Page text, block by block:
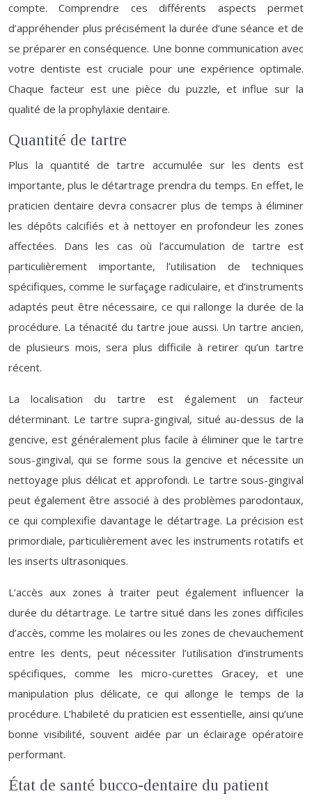
compte. Comprendre ces différents aspects permet
d’appréhender plus précisément la durée d’une séance et de
se préparer en conséquence. Une bonne communication avec
votre dentiste est cruciale pour une expérience optimale.
Chaque facteur est une pièce du puzzle, et influe sur la
qualité de la prophylaxie dentaire.
Quantité de tartre
Plus la quantité de tartre accumulée sur les dents est
importante, plus le détartrage prendra du temps. En effet, le
praticien dentaire devra consacrer plus de temps à éliminer
les dépôts calcifiés et à nettoyer en profondeur les zones
affectées. Dans les cas où l’accumulation de tartre est
particulièrement importante, l’utilisation de techniques
spécifiques, comme le surfaçage radiculaire, et d’instruments
adaptés peut être nécessaire, ce qui rallonge la durée de la
procédure. La ténacité du tartre joue aussi. Un tartre ancien,
de plusieurs mois, sera plus difficile à retirer qu’un tartre
récent.
La localisation du tartre est également un facteur
déterminant. Le tartre supra-gingival, situé au-dessus de la
gencive, est généralement plus facile à éliminer que le tartre
sous-gingival, qui se forme sous la gencive et nécessite un
nettoyage plus délicat et approfondi. Le tartre sous-gingival
peut également être associé à des problèmes parodontaux,
ce qui complexifie davantage le détartrage. La précision est
primordiale, particulièrement avec les instruments rotatifs et
les inserts ultrasoniques.
L’accès aux zones à traiter peut également influencer la
durée du détartrage. Le tartre situé dans les zones difficiles
d’accès, comme les molaires ou les zones de chevauchement
entre les dents, peut nécessiter l’utilisation d’instruments
spécifiques, comme les micro-curettes Gracey, et une
manipulation plus délicate, ce qui allonge le temps de la
procédure. L’habileté du praticien est essentielle, ainsi qu’une
bonne visibilité, souvent aidée par un éclairage opératoire
performant.
État de santé bucco-dentaire du patient